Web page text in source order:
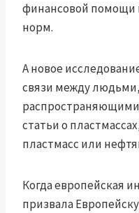
финансовой помощи
норм.
Ановое
связи между
статьи о
пластмасс или
Когда европейская
призвала